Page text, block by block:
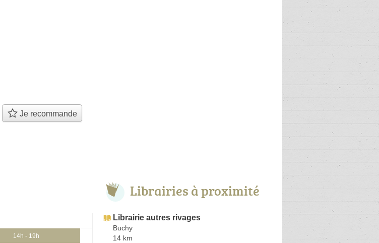
Je recommande
14h - 19h
Librairies à proximité
Librairie autres rivages
Buchy
14 km